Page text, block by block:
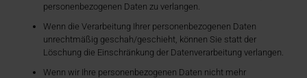
personenbezogenen Daten zu verlangen.
Wenn die Verarbeitung Ihrer personenbezogenen Daten
unrechtmäßig geschah/geschieht, können Sie statt der
Löschung die Einschränkung der Datenverarbeitung verlangen.
Wenn wir Ihre personenbezogenen Daten nicht mehr